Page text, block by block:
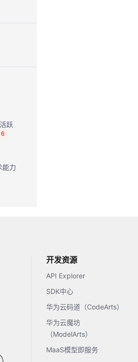
6
开发资源
API Explorer
SDK中心
华为云码道（CodeArts）
华为云魔坊
（ModelArts）
MaaS模型即服务